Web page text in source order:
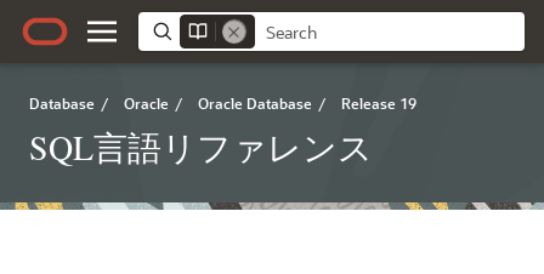
Database / Oracle / Oracle Database / Release 19
SQL言語リファレンス